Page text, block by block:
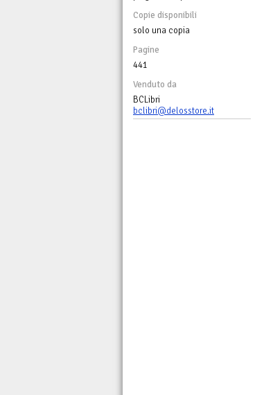
Copie disponibili
solo una copia
Pagine
441
Venduto da
BCLibri
bclibri@delosstore.it